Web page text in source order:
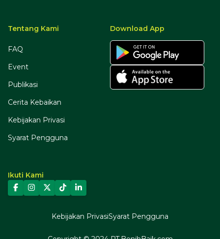
Tentang Kami
FAQ
Event
Publikasi
Cerita Kebaikan
Kebijakan Privasi
Syarat Pengguna
Download App
Ikuti Kami
Kebijakan PrivasiSyarat Pengguna